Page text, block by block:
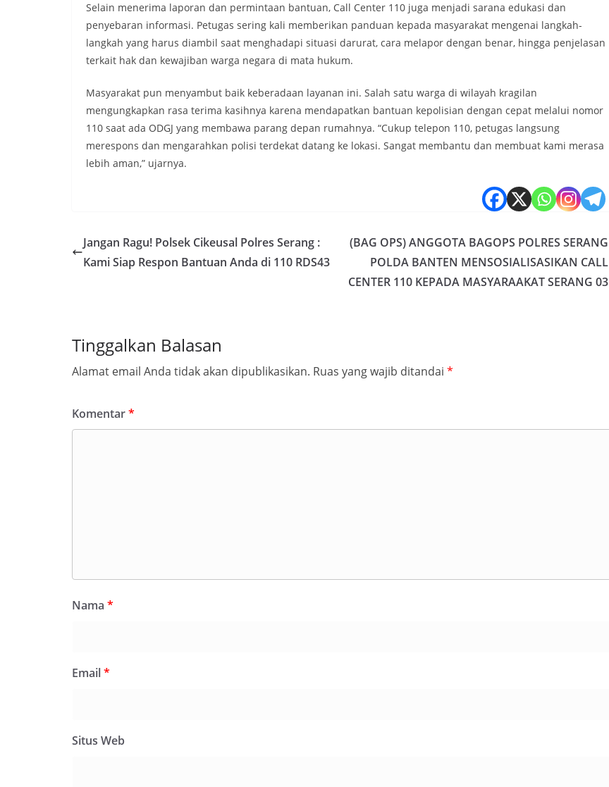
Selain menerima laporan dan permintaan bantuan, Call Center 110 juga menjadi sarana edukasi dan
penyebaran informasi. Petugas sering kali memberikan panduan kepada masyarakat mengenai langkah-
langkah yang harus diambil saat menghadapi situasi darurat, cara melapor dengan benar, hingga penjelasan
terkait hak dan kewajiban warga negara di mata hukum.
Masyarakat pun menyambut baik keberadaan layanan ini. Salah satu warga di wilayah kragilan
mengungkapkan rasa terima kasihnya karena mendapatkan bantuan kepolisian dengan cepat melalui nomor
110 saat ada ODGJ yang membawa parang depan rumahnya. “Cukup telepon 110, petugas langsung
merespons dan mengarahkan polisi terdekat datang ke lokasi. Sangat membantu dan membuat kami merasa
lebih aman,” ujarnya.
Jangan Ragu! Polsek Cikeusal Polres Serang :
Kami Siap Respon Bantuan Anda di 110 RDS43
(BAG OPS) ANGGOTA BAGOPS POLRES SERANG
POLDA BANTEN MENSOSIALISASIKAN CALL
CENTER 110 KEPADA MASYARAAKAT SERANG 03
Tinggalkan Balasan
Alamat email Anda tidak akan dipublikasikan. Ruas yang wajib ditandai *
Komentar*
Nama *
Email*
Situs Web